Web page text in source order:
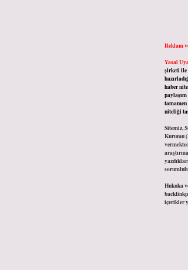
Reklam
Yasal
şirketi ile
haber
niteliği
Sitemiz,
Kurumu
Hukuka
içerikler